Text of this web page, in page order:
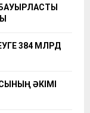
384 МЛРД
ӘКІМІ